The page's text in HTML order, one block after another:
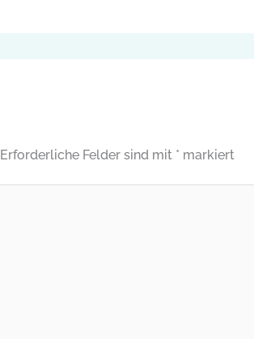
Erforderliche Felder sind mit * markiert